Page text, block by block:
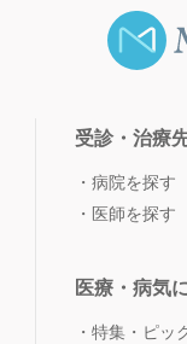
受診・治療
病院を探す
医師を探す
医療・病気
特集・ピッ